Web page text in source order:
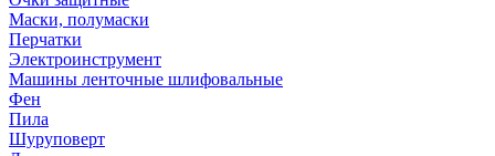
Маски, полумаски
Перчатки
Электроинструмент
Машины ленточные шлифовальные
Фен
Пила
Шуруповерт